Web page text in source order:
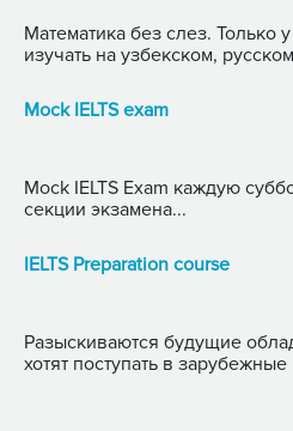
Математика без слез.
изучать на узбекском,
Mock IELTS exam
Mock IELTS Exam каждую
секции экзамена...
IELTS Preparation course
Разыскиваются будущие
хотят поступать в